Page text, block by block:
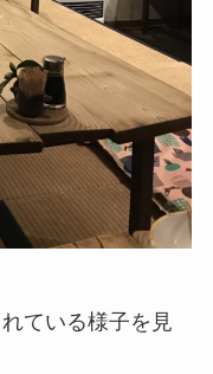
ている様子を見